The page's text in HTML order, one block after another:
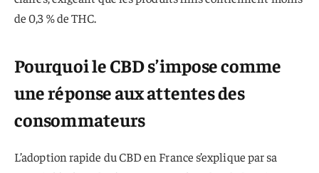
de 0,3 % de THC.
Pourquoi le CBD s’impose comme
une réponse aux attentes des
consommateurs
L’adoption rapide du CBD en France s’explique par sa